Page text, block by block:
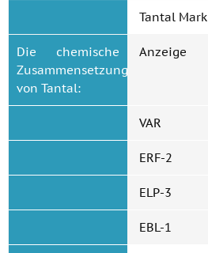
Tantal Mark
Die chemische
Zusammensetzung
von Tantal:
Anzeige
VAR
ERF-2
ELP-3
EBL-1